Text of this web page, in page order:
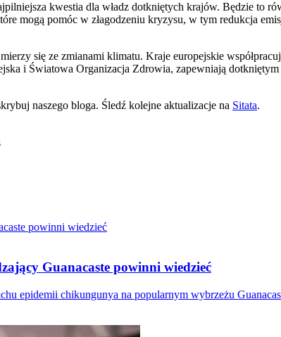
kwestia dla władz dotkniętych krajów. Będzie to
mogą pomóc w złagodzeniu kryzysu, w tym redukcja
się ze zmianami klimatu. Kraje europejskie
i Światowa Organizacja Zdrowia, zapewniają
naszego bloga. Śledź kolejne aktualizacje na Sitata.
Guanacaste powinni wiedzieć
epidemii chikungunya na popularnym wybrzeżu